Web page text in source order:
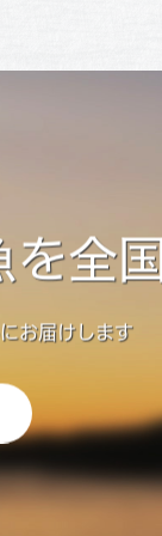
を全
お届けします